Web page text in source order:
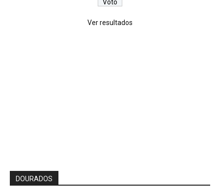
Ver resultados
DOURADOS